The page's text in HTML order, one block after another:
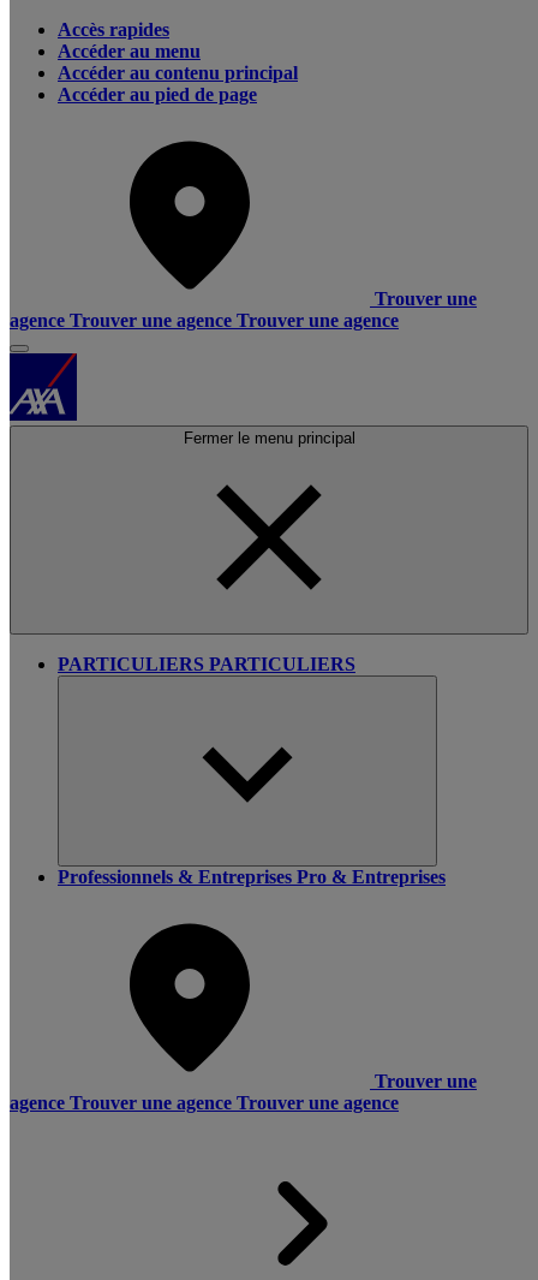
Accès rapides
Accéder au menu
Accéder au contenu principal
Accéder au pied de page
Trouver une
agence Trouver une agence Trouver une agence
Fermer le menu principal
PARTICULIERS PARTICULIERS
Professionnels & Entreprises Pro & Entreprises
Trouver une
agence Trouver une agence Trouver une agence